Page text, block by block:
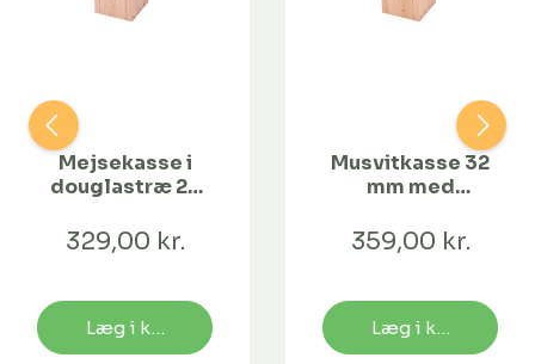
Mejsekasse i
douglastræ 28
329,00 kr.
Læg i kurv
Musvitkasse 32
mm med
359,00 kr.
Læg i kurv